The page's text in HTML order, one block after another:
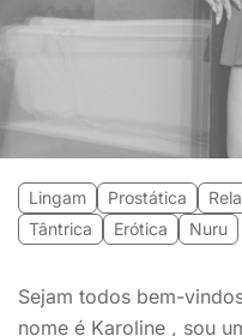
Lingam Prostática
Tântrica
Erótica Nuru
Sejam todos bem-
nome é Karoline , sou